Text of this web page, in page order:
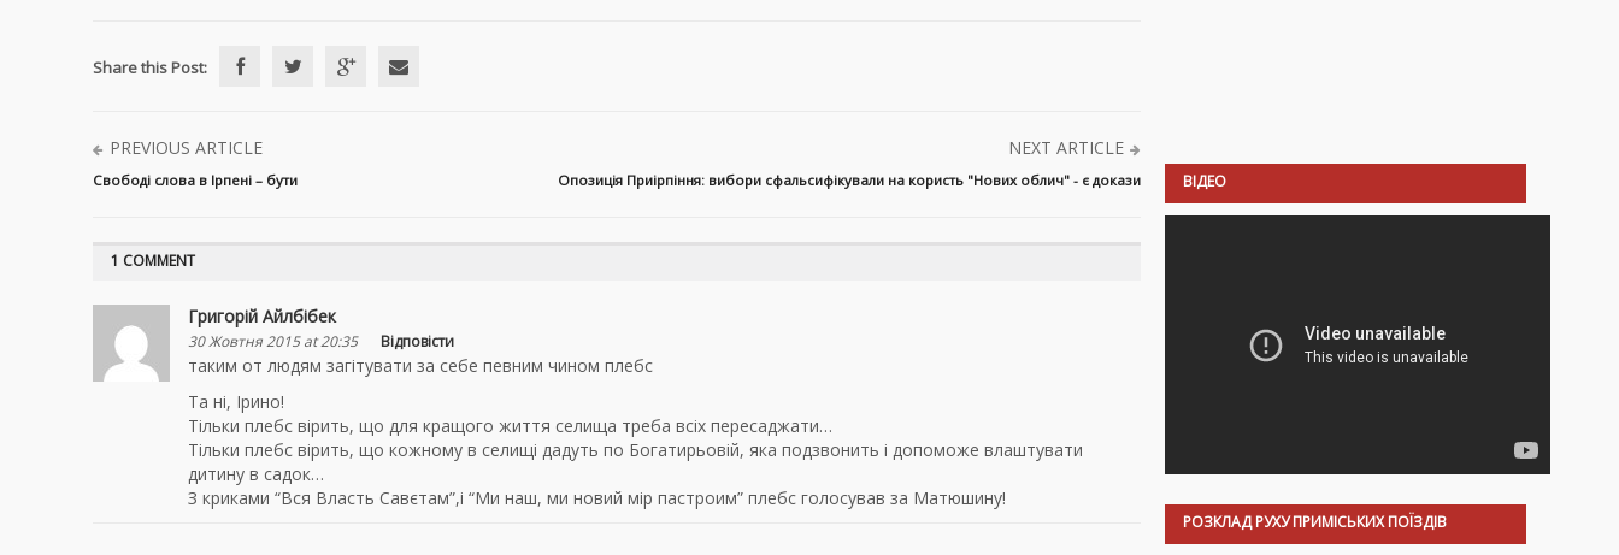
Share this Post:
PREVIOUS ARTICLE
Свободі слова в Ірпені – бути
NEXT ARTICLE
Опозиція Приірпіння: вибори сфальсифікували на користь "Нових облич" - є докази
1 COMMENT
Григорій Айлбібек
30 Жовтня 2015 at 20:35 Відповісти
таким от людям загітувати за себе певним чином плебс
Та ні, Ірино!
Тільки плебс вірить, що для кращого життя селища треба всіх пересаджати…
Тільки плебс вірить, що кожному в селищі дадуть по Богатирьовій, яка подзвонить і допоможе влаштувати
дитину в садок…
З криками “Вся Власть Савєтам”,і “Ми наш, ми новий мір пастроим” плебс голосував за Матюшину!
ВІДЕО
РОЗКЛАД РУХУ ПРИМІСЬКИХ ПОЇЗДІВ